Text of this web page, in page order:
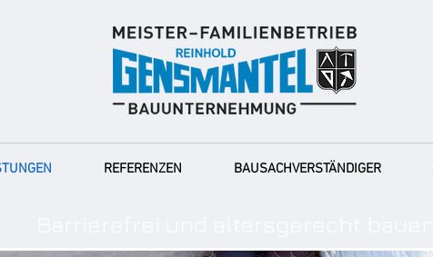
REFERENZEN BAUSACHVERSTÄNDIGER